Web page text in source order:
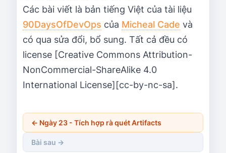
Các bài viết là bản tiếng Việt của tài liệu
90DaysOfDevOps của Micheal Cade và
có qua sửa đổi, bổ sung. Tất cả đều có
license [Creative Commons Attribution-
NonCommercial-ShareAlike 4.0
International License][cc-by-nc-sa].
← Ngày 23 - Tích hợp rà quét Artifacts
Bài sau →